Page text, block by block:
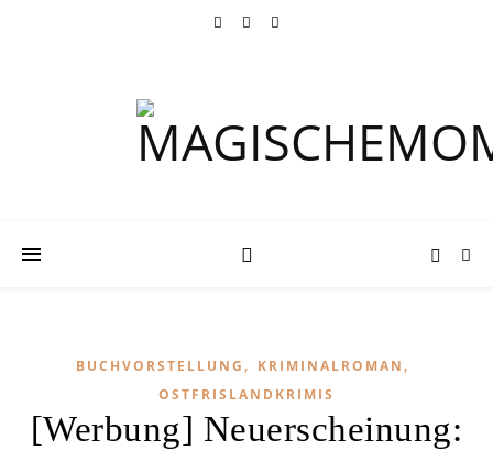
BUCHVORSTELLUNG , KRIMINALROMAN ,
OSTFRISLANDKRIMIS
[Werbung] Neuerscheinung: